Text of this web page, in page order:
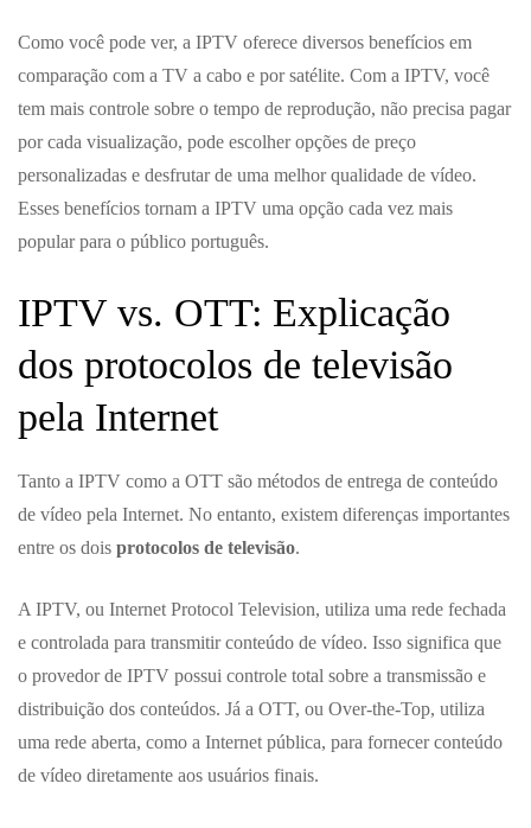
Como você pode ver, a IPTV oferece diversos benefícios em
comparação com a TV a cabo e por satélite. Com a IPTV, você
tem mais controle sobre o tempo de reprodução, não precisa pagar
por cada visualização, pode escolher opções de preço
personalizadas e desfrutar de uma melhor qualidade de vídeo.
Esses benefícios tornam a IPTV uma opção cada vez mais
popular para o público português.
IPTV vs. OTT: Explicação
dos protocolos de televisão
pela Internet
Tanto a IPTV como a OTT são métodos de entrega de conteúdo
de vídeo pela Internet. No entanto, existem diferenças importantes
entre os dois protocolos de televisão.
A IPTV, ou Internet Protocol Television, utiliza uma rede fechada
e controlada para transmitir conteúdo de vídeo. Isso significa que
o provedor de IPTV possui controle total sobre a transmissão e
distribuição dos conteúdos. Já a OTT, ou Over-the-Top, utiliza
uma rede aberta, como a Internet pública, para fornecer conteúdo
de vídeo diretamente aos usuários finais.